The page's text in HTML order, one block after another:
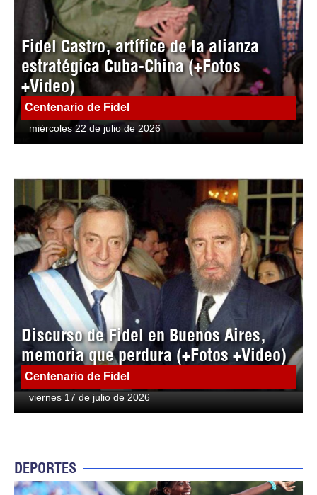
Fidel Castro, artífice de la alianza
estratégica Cuba-China (+Fotos
+Video)
Centenario de Fidel
miércoles 22 de julio de 2026
Discurso de Fidel en Buenos Aires,
memoria que perdura (+Fotos +Video)
Centenario de Fidel
viernes 17 de julio de 2026
DEPORTES